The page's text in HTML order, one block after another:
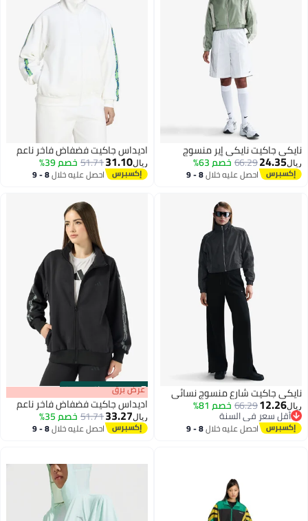
نايكي جاكيت نايكي إير منسوج
ريال24.35
66.29خصم 63%
احصل عليه خلال 8 - 9
اديداس جاكيت فضفاض فاخر ناعم
ريال31.10
51.71خصم 39%
احصل عليه خلال 8 - 9
نايكي جاكيت شارع منسوج نسائي
ريال12.26
66.29خصم 81%
أقل سعر في السنة
أقل سعر في السنة
احصل عليه خلال 8 - 9
اغسطس
00m:00s
·باقي 100%
4
عرض برق
اديداس جاكيت فضفاض فاخر ناعم
ريال33.27
51.71خصم 35%
احصل عليه خلال 8 - 9
اغسطس